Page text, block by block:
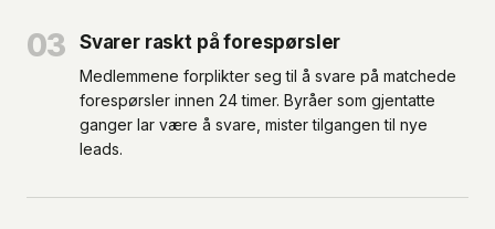
03 Svarer raskt på forespørsler
Medlemmene forplikter seg til å svare på matchede
forespørsler innen 24 timer. Byråer som gjentatte
ganger lar være å svare, mister tilgangen til nye
leads.